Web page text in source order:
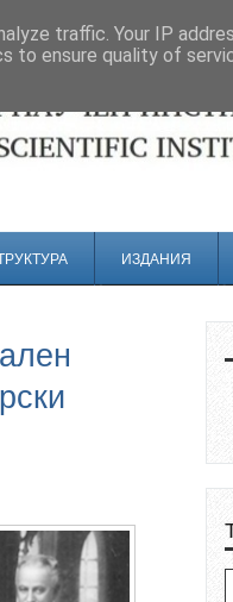
ИЗДАНИЯ
traffic. Your IP
to ensure quality of